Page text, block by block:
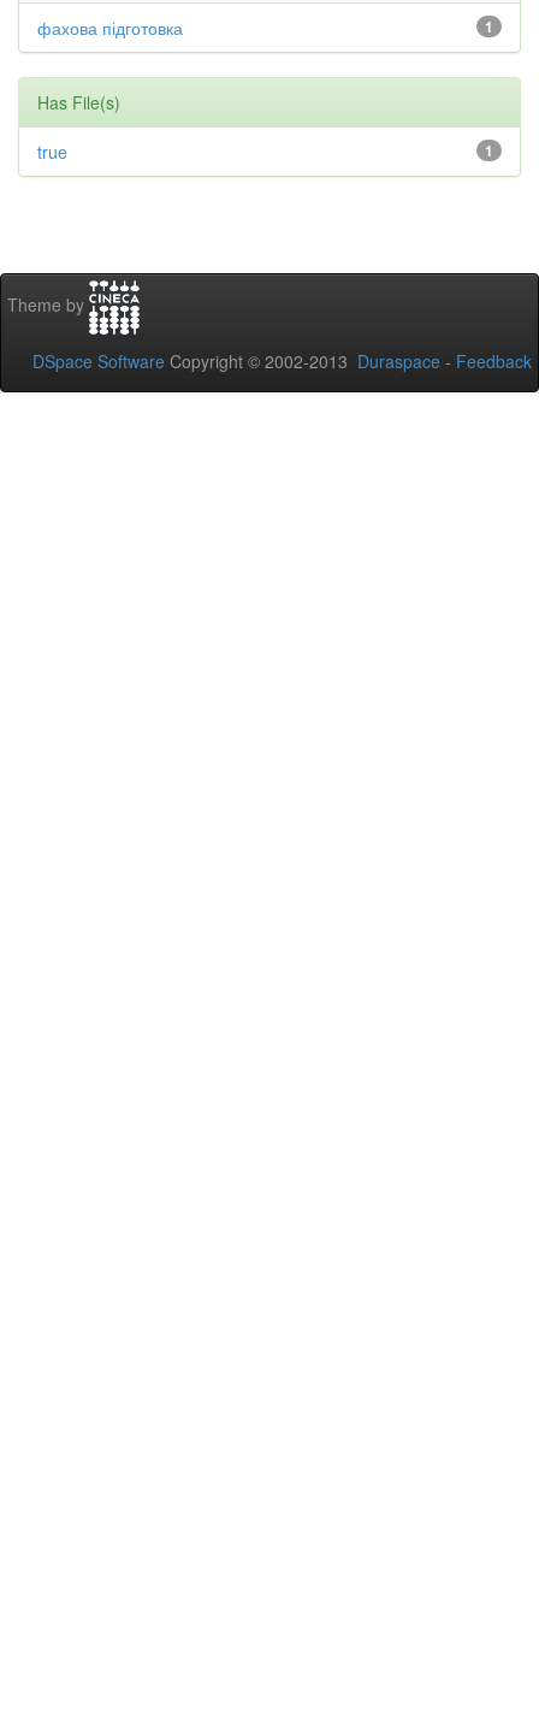
1
фахова підготовка
Has File(s)
1
true
Theme by
DSpace Software Copyright © 2002-2013 Duraspace - Feedback